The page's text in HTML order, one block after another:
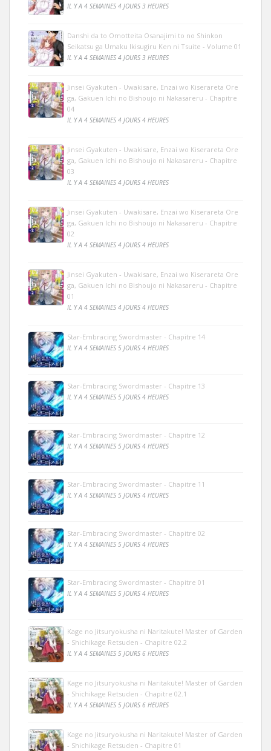
IL Y A 4 SEMAINES 4 JOURS 3 HEURES
Danshi da to Omotteita Osanajimi to no Shinkon
Seikatsu ga Umaku Ikisugiru Ken ni Tsuite - Volume 01
IL Y A 4 SEMAINES 4 JOURS 3 HEURES
Jinsei Gyakuten - Uwakisare, Enzai wo Kiserareta Ore
ga, Gakuen Ichi no Bishoujo ni Nakasareru - Chapitre
04
IL Y A 4 SEMAINES 4 JOURS 4 HEURES
Jinsei Gyakuten - Uwakisare, Enzai wo Kiserareta Ore
ga, Gakuen Ichi no Bishoujo ni Nakasareru - Chapitre
03
IL Y A 4 SEMAINES 4 JOURS 4 HEURES
Jinsei Gyakuten - Uwakisare, Enzai wo Kiserareta Ore
ga, Gakuen Ichi no Bishoujo ni Nakasareru - Chapitre
02
IL Y A 4 SEMAINES 4 JOURS 4 HEURES
Jinsei Gyakuten - Uwakisare, Enzai wo Kiserareta Ore
ga, Gakuen Ichi no Bishoujo ni Nakasareru - Chapitre
01
IL Y A 4 SEMAINES 4 JOURS 4 HEURES
Star-Embracing Swordmaster - Chapitre 14
IL Y A 4 SEMAINES 5 JOURS 4 HEURES
Star-Embracing Swordmaster - Chapitre 13
IL Y A 4 SEMAINES 5 JOURS 4 HEURES
Star-Embracing Swordmaster - Chapitre 12
IL Y A 4 SEMAINES 5 JOURS 4 HEURES
Star-Embracing Swordmaster - Chapitre 11
IL Y A 4 SEMAINES 5 JOURS 4 HEURES
Star-Embracing Swordmaster - Chapitre 02
IL Y A 4 SEMAINES 5 JOURS 4 HEURES
Star-Embracing Swordmaster - Chapitre 01
IL Y A 4 SEMAINES 5 JOURS 4 HEURES
Kage no Jitsuryokusha ni Naritakute! Master of Garden
- Shichikage Retsuden - Chapitre 02.2
IL Y A 4 SEMAINES 5 JOURS 6 HEURES
Kage no Jitsuryokusha ni Naritakute! Master of Garden
- Shichikage Retsuden - Chapitre 02.1
IL Y A 4 SEMAINES 5 JOURS 6 HEURES
Kage no Jitsuryokusha ni Naritakute! Master of Garden
- Shichikage Retsuden - Chapitre 01